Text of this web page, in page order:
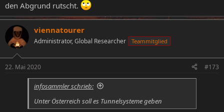
den Abgrund rutscht.
viennatourer
Administrator, Global Researcher Teammitglied
22. Mai 2020 #173
infosammler schrieb:
Unter Österreich soll es Tunnelsysteme geben